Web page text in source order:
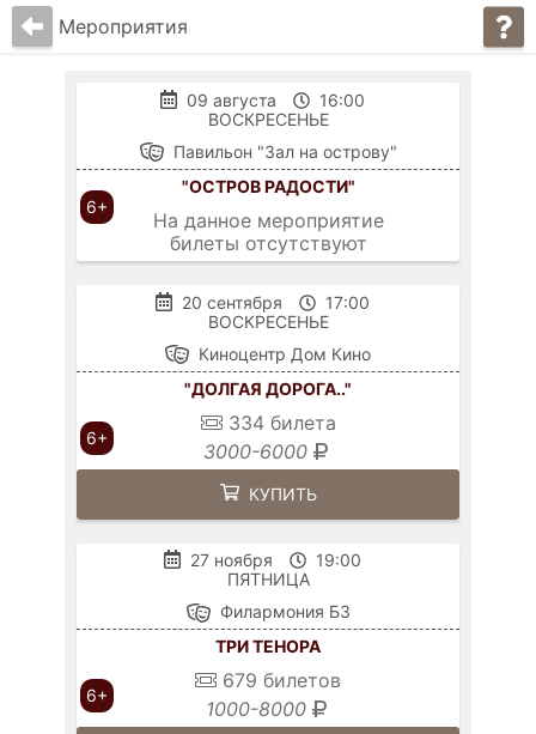
Мероприятия
09 августа
16:00
ВОСКРЕСЕНЬЕ
6+
Павильон "Зал на острову"
"ОСТРОВ РАДОСТИ"
На данное мероприятие
билеты отсутствуют
20 сентября
17:00
ВОСКРЕСЕНЬЕ
6+
Киноцентр Дом Кино
"ДОЛГАЯ ДОРОГА.."
334 билета
3000-6000
КУПИТЬ
27 ноября
19:00
ПЯТНИЦА
6+
Филармония БЗ
ТРИ ТЕНОРА
679 билетов
1000-8000